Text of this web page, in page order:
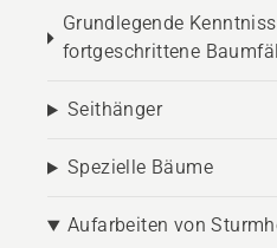
Grundlegende
fortgeschrittene
Seithänger
Spezielle Bäume
Aufarbeiten von